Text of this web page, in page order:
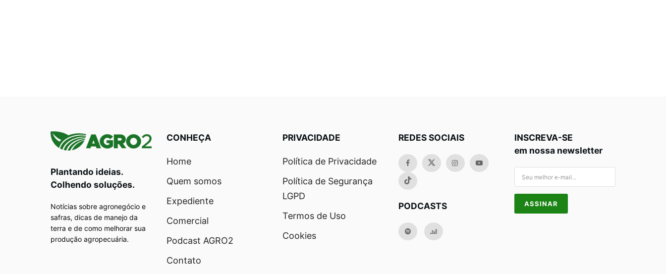
Plantando ideias.
Colhendo soluções.
Notícias sobre agronegócio e
safras, dicas de manejo da
terra e de como melhorar sua
produção agropecuária.
CONHEÇA
Home
Quem somos
Expediente
Comercial
Podcast AGRO2
Contato
PRIVACIDADE
Política de Privacidade
Política de Segurança
LGPD
Termos de Uso
Cookies
REDES SOCIAIS
PODCASTS
INSCREVA-SE
em nossa newsletter